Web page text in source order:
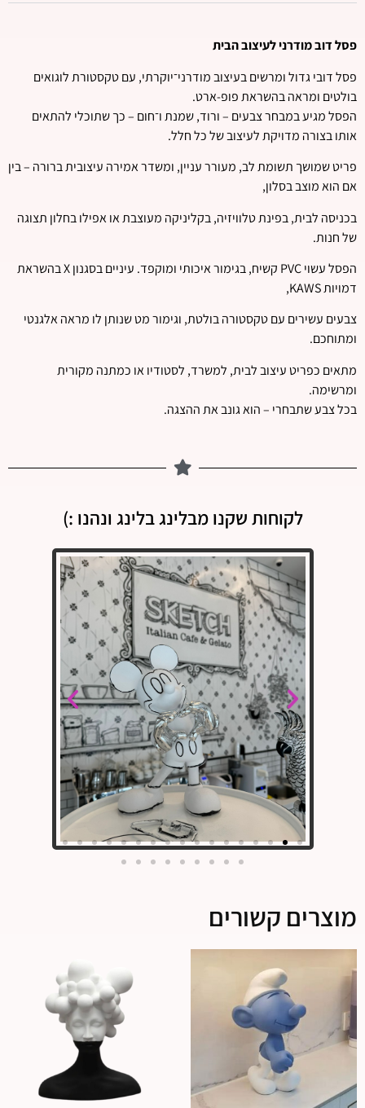
פסל דוב מודרני לעיצוב הבית
פסל דובי גדול ומרשים בעיצוב מודרני־יוקרתי, עם טקסטורת לוגואים
בולטים ומראה בהשראת פופ-ארט.
הפסל מגיע במבחר צבעים – ורוד, שמנת ו־חום – כך שתוכלי להתאים
אותו בצורה מדויקת לעיצוב של כל חלל.
פריט שמושך תשומת לב, מעורר עניין, ומשדר אמירה עיצובית ברורה – בין
אם הוא מוצב בסלון,
בכניסה לבית, בפינת טלוויזיה, בקליניקה מעוצבת או אפילו בחלון תצוגה
של חנות.
הפסל עשוי PVC קשיח, בגימור איכותי ומוקפד. עיניים בסגנון X בהשראת
דמויות KAWS,
צבעים עשירים עם טקסטורה בולטת, וגימור מט שנותן לו מראה אלגנטי
ומתוחכם.
מתאים כפריט עיצוב לבית, למשרד, לסטודיו או כמתנה מקורית
ומרשימה.
בכל צבע שתבחרי – הוא גונב את ההצגה.
לקוחות שקנו מבלינג בלינג ונהנו :)
מוצרים קשורים